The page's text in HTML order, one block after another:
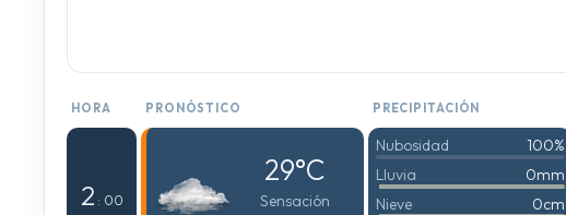
HORA PRONÓSTICO PRECIPITACIÓN
2 : 00
29°C
Sensación
Nubosidad
100%
Lluvia
0mm
Nieve
0cm